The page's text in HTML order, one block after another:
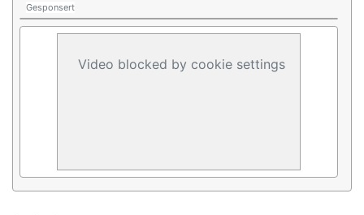
Gesponsert
Video blocked by cookie settings